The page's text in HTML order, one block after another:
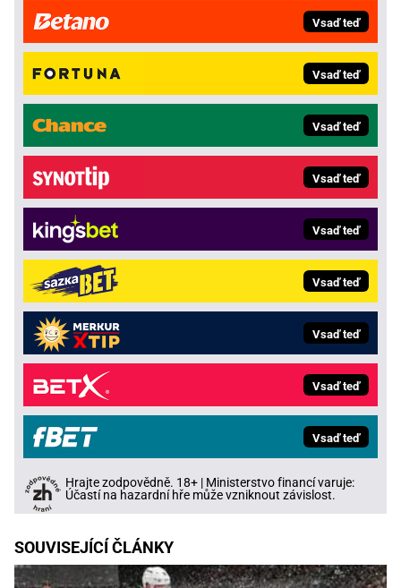
Vsaď teď
Vsaď teď
Vsaď teď
Vsaď teď
Vsaď teď
Vsaď teď
Vsaď teď
Vsaď teď
Vsaď teď
Hrajte zodpovědně. 18+ | Ministerstvo financí varuje:
Účastí na hazardní hře může vzniknout závislost.
SOUVISEJÍCÍ ČLÁNKY